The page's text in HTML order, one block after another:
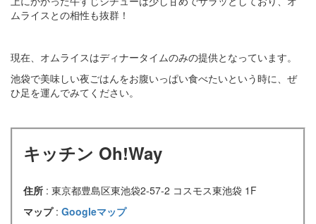
ムライスとの相性も抜群！
現在、オムライスはディナータイムのみの提供となっています。
池袋で美味しい夜ごはんをお腹いっぱい食べたいという時に、ぜ
ひ足を運んでみてください。
キッチン Oh!Way
住所 : 東京都豊島区東池袋2-57-2 コスモス東池袋 1F
マップ : Googleマップ